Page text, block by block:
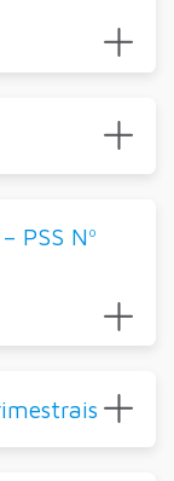
PSS Nº